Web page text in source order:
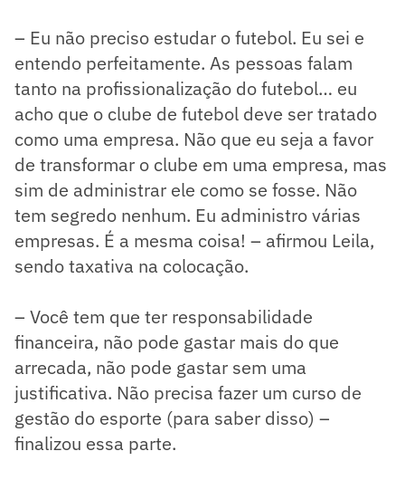
– Eu não preciso estudar o futebol. Eu sei e
entendo perfeitamente. As pessoas falam
tanto na profissionalização do futebol… eu
acho que o clube de futebol deve ser tratado
como uma empresa. Não que eu seja a favor
de transformar o clube em uma empresa, mas
sim de administrar ele como se fosse. Não
tem segredo nenhum. Eu administro várias
empresas. É a mesma coisa! – afirmou Leila,
sendo taxativa na colocação.
– Você tem que ter responsabilidade
financeira, não pode gastar mais do que
arrecada, não pode gastar sem uma
justificativa. Não precisa fazer um curso de
gestão do esporte (para saber disso) –
finalizou essa parte.